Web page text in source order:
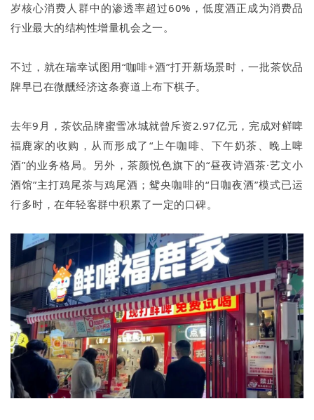
岁核心消费人群中的渗透率超过60%，低度酒正成为消费品
行业最大的结构性增量机会之一。
不过，就在瑞幸试图用“咖啡+酒”打开新场景时，一批茶饮品
牌早已在微醺经济这条赛道上布下棋子。
去年9月，茶饮品牌蜜雪冰城就曾斥资2.97亿元，完成对鲜啤
福鹿家的收购，从而形成了“上午咖啡、下午奶茶、晚上啤
酒”的业务格局。另外，茶颜悦色旗下的“昼夜诗酒茶·艺文小
酒馆”主打鸡尾茶与鸡尾酒；鸳央咖啡的“日咖夜酒”模式已运
行多时，在年轻客群中积累了一定的口碑。